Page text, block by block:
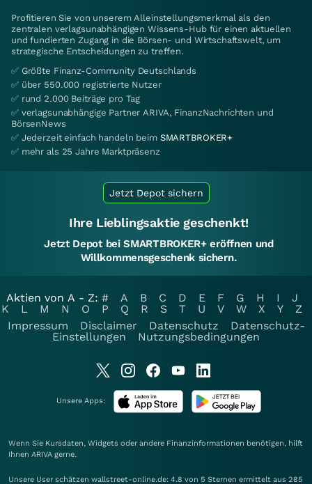
Profitieren Sie von unserem Alleinstellungsmerkmal als den
zentralen verlagsunabhängigen Wissens-Hub für einen aktuellen
und fundierten Zugang in die Börsen- und Wirtschaftswelt, um
strategische Entscheidungen zu treffen.
✅ Größte Finanz-Community Deutschlands
✅ über 550.000 registrierte Nutzer
✅ rund 2.000 Beiträge pro Tag
✅ verlagsunabhängige Partner ARIVA, FinanzNachrichten und
BörsenNews
✅ Jederzeit einfach handeln beim SMARTBROKER+
✅ mehr als 25 Jahre Marktpräsenz
Jetzt Depot sichern
Ihre Lieblingsaktie geschenkt!
Jetzt Depot bei SMARTBROKER+ eröffnen und
Willkommensgeschenk sichern.
Aktien von A - Z: # A B C D E F G H I
J
K
L M N O P Q R S T U V W X Y
Z
Impressum
Disclaimer Datenschutz
Datenschutz-
Einstellungen
Nutzungsbedingungen
Unsere Apps:
Wenn Sie Kursdaten, Widgets oder andere Finanzinformationen benötigen, hilft
Ihnen ARIVA gerne.
Unsere User schätzen wallstreet-online.de: 4.8 von 5 Sternen ermittelt aus 285